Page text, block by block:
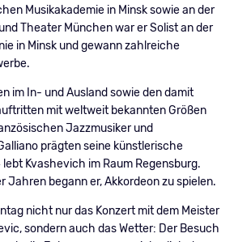
Musikakademie in Minsk sowie an der
Theater München war er Solist an der
in Minsk und gewann zahlreiche
im In- und Ausland sowie den damit
mit weltweit bekannten Größen
Jazzmusiker und
prägten seine künstlerische
Kvashevich im Raum Regensburg.
Jahren begann er, Akkordeon zu spielen.
nicht nur das Konzert mit dem Meister
sondern auch das Wetter: Der Besuch